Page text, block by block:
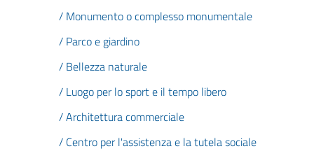
/ Monumento o complesso monumentale
/ Parco e giardino
/ Bellezza naturale
/ Luogo per lo sport e il tempo libero
/ Architettura commerciale
/ Centro per l'assistenza e la tutela sociale